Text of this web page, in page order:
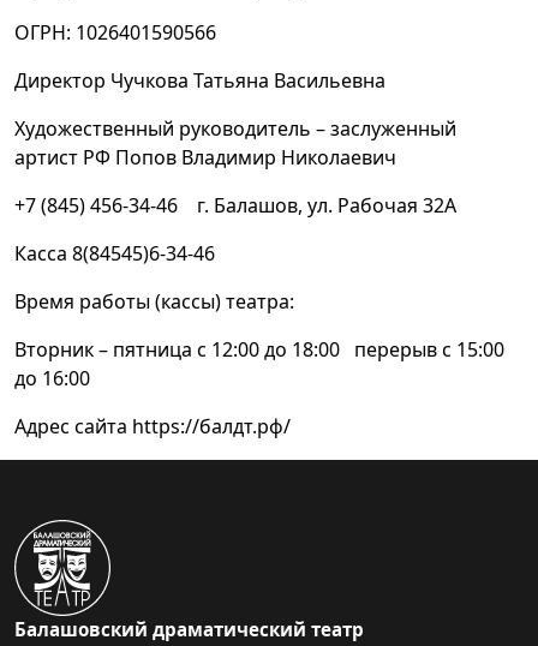
ОГРН: 1026401590566
Директор Чучкова Татьяна Васильевна
Художественный руководитель – заслуженный
артист РФ Попов Владимир Николаевич
+7 (845) 456-34-46 г. Балашов, ул. Рабочая 32А
Касса 8(84545)6-34-46
Время работы (кассы) театра:
Вторник – пятница с 12:00 до 18:00 перерыв с 15:00
до 16:00
Адрес сайта https://балдт.рф/
Балашовский драматический театр